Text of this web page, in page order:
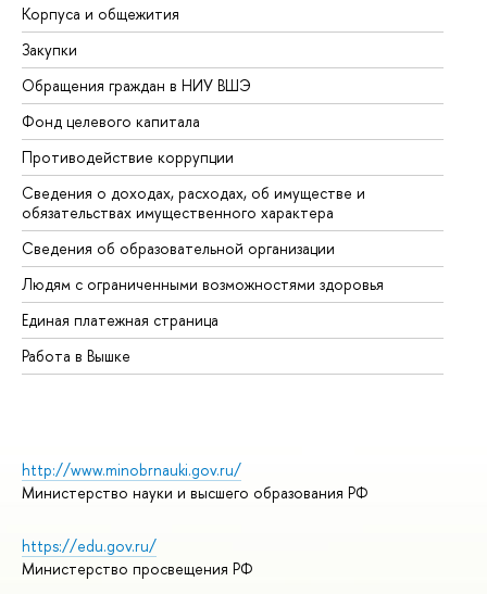
Корпуса и общежития
Закупки
Обращения граждан в НИУ ВШЭ
Фонд целевого капитала
Противодействие коррупции
Сведения о доходах, расходах, об имуществе и
обязательствах имущественного характера
Сведения об образовательной организации
Людям с ограниченными возможностями здоровья
Единая платежная страница
Работа в Вышке
http://www.minobrnauki.gov.ru/
Министерство науки и высшего образования РФ
https://edu.gov.ru/
Министерство просвещения РФ